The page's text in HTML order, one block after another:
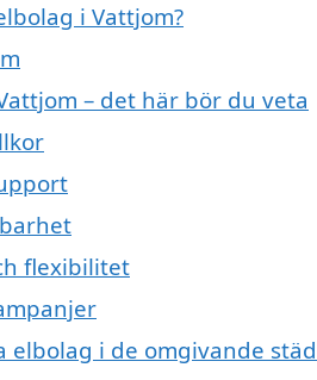
i Vattjom?
– det här bör du veta
flexibilitet
elbolag i de omgivande